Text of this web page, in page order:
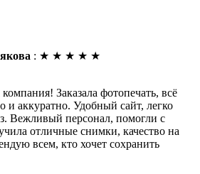
: ★ ★ ★ ★ ★
компания! Заказала фотопечать, всё
и аккуратно. Удобный сайт, легко
Вежливый персонал, помогли с
отличные снимки, качество на
всем, кто хочет сохранить